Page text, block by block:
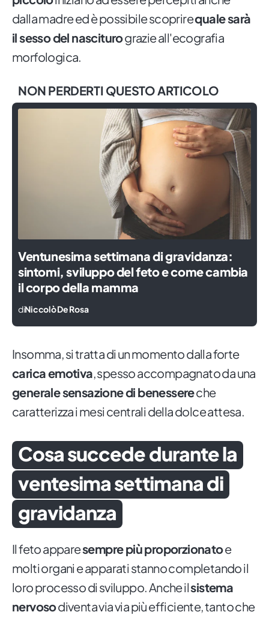
dalla madre ed è possibile scoprirequale sarà
il sesso del nasciturograzie all'ecografia
morfologica.
NON PERDERTI QUESTO ARTICOLO
Ventunesima settimana di gravidanza:
sintomi, sviluppo del feto e come cambia
il corpo della mamma
diNiccolò De Rosa
Insomma, si tratta di un momento dalla forte
carica emotiva, spesso accompagnato da una
generale sensazione di benessereche
caratterizza i mesi centrali della dolce attesa.
Cosa succede durante la
ventesima settimana di
gravidanza
Il feto apparesempre più proporzionatoe
molti organi e apparati stanno completando il
loro processo di sviluppo. Anche ilsistema
nervosodiventa via via più efficiente, tanto che